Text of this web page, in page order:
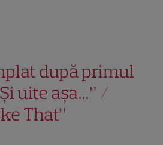
după primul
uite așa…” /
That”